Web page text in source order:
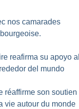
nos camarades
reafirma su apoyo
del mundo
réaffirme son soutien
vie autour du monde